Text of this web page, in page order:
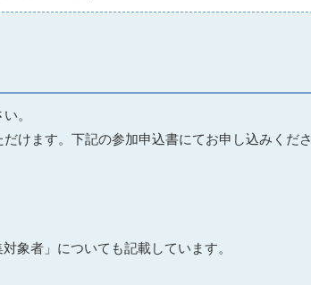
。
けます。下記の参加申込書にてお申し込みくださ
象者」についても記載しています。